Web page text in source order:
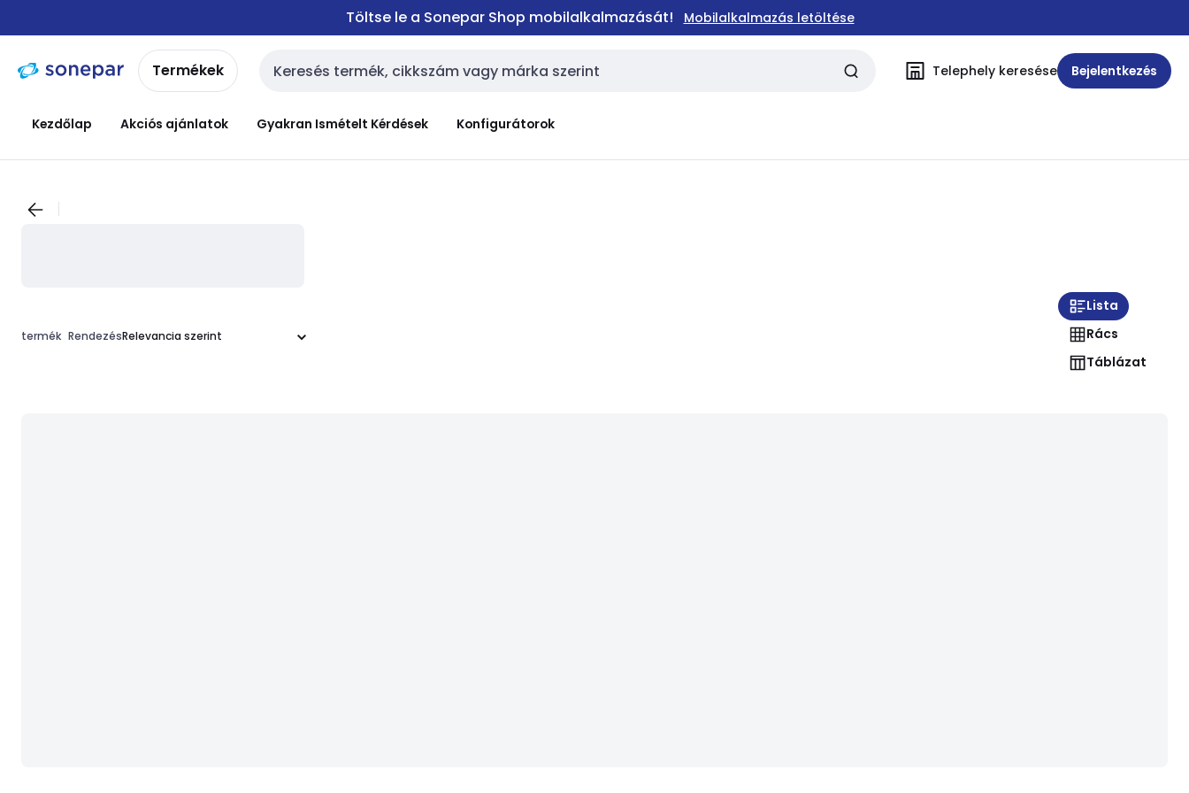
navigációhoztartalomra
Töltse le a Sonepar Shop mobilalkalmazását! Mobilalkalmazás letöltése
Termékek Keresési bemenet Telephely keresése Bejelentkezés
Kezdőlap Akciós ajánlatok Gyakran Ismételt Kérdések Konfigurátorok
termék Rendezés
Lista
Rács
Táblázat